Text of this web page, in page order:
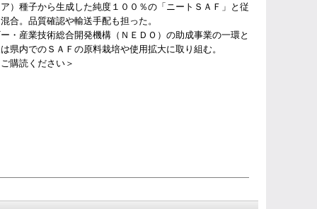
）種子から生成した純度１００％の「ニートＳＡＦ」と従
合。品質確認や輸送手配も担った。
産業技術総合開発機構（ＮＥＤＯ）の助成事業の一環と
県内でのＳＡＦの原料栽培や使用拡大に取り組む。
購読ください＞